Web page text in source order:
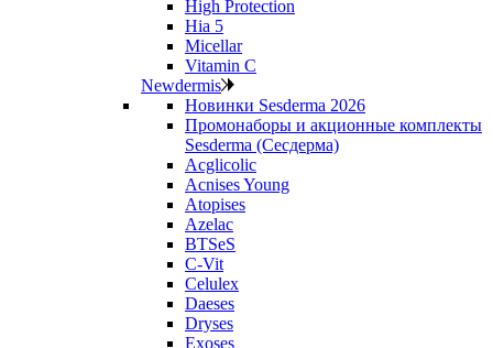
High Protection
Hia 5
Micellar
Vitamin C
Newdermis
Новинки Sesderma 2026
Промонаборы и акционные комплекты
Sesderma (Сесдерма)
Acglicolic
Acnises Young
Atopises
Azelac
BTSeS
C‑Vit
Celulex
Daeses
Dryses
Exoses